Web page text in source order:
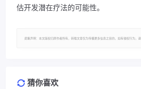
估开发潜在疗法的可能性。
郑重声明：本文版权归原作者所有，转载文章仅为传播更多信息之目的，如有侵权行为，
猜你喜欢